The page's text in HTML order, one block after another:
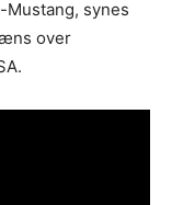
synes
over